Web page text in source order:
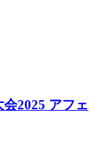
2025 アフェ